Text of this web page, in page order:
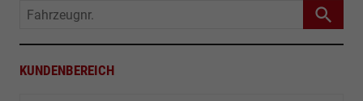
Fahrzeugnr.
KUNDENBEREICH